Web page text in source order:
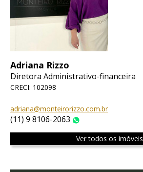
Adriana Rizzo
Diretora Administrativo-financeira
CRECI: 102098
adriana@monteirorizzo.com.br
(11) 9 8106-2063
Ver todos os imóveis